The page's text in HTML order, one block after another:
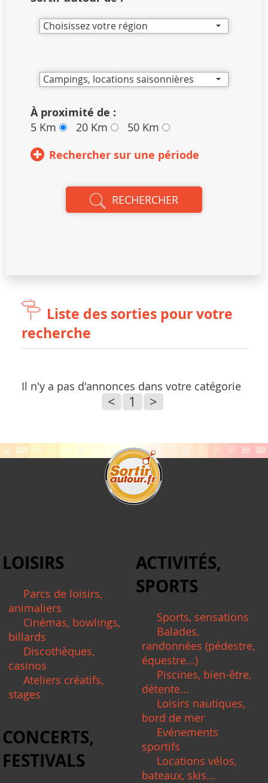
Choisissez votre région
Campings, locations saisonnières
À proximité de :
5 Km 20 Km 50 Km
Rechercher sur une période
RECHERCHER
Liste des sorties pour votre
recherche
Il n'y a pas d'annonces dans votre catégorie
< 1 >
LOISIRS
Parcs de loisirs,
animaliers
Cinémas, bowlings,
billards
Discothèques,
casinos
Ateliers créatifs,
stages
ACTIVITÉS,
SPORTS
Sports, sensations
Balades,
randonnées (pédestre,
équestre...)
Piscines, bien-être,
détente...
Loisirs nautiques,
bord de mer
Evénements
sportifs
Locations vélos,
bateaux, skis...
CONCERTS,
FESTIVALS